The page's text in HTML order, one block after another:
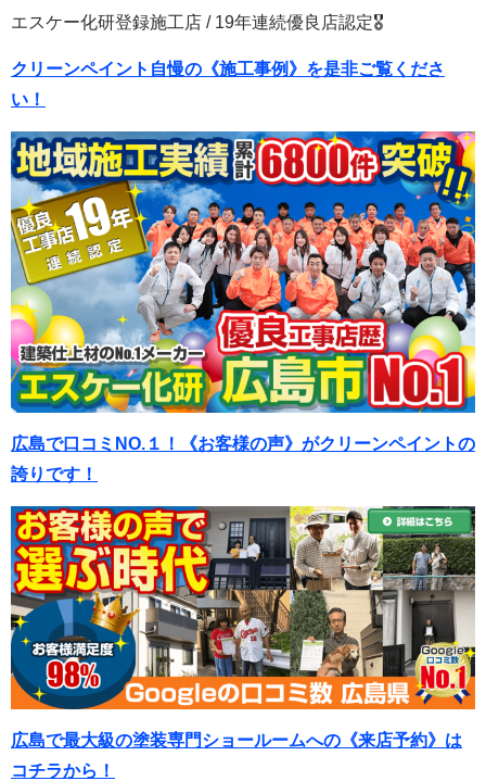
エスケー化研登録施工店 / 19年連続優良店認定🎖
クリーンペイント自慢の《施工事例》を是非ご覧くださ
い！
広島で口コミNO.１！《お客様の声》がクリーンペイントの
誇りです！
広島で最大級の塗装専門ショールームへの《来店予約》は
コチラから！